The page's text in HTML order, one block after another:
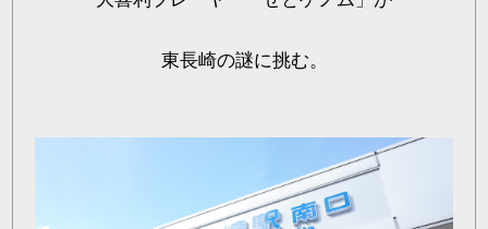
東長崎の謎に挑む。